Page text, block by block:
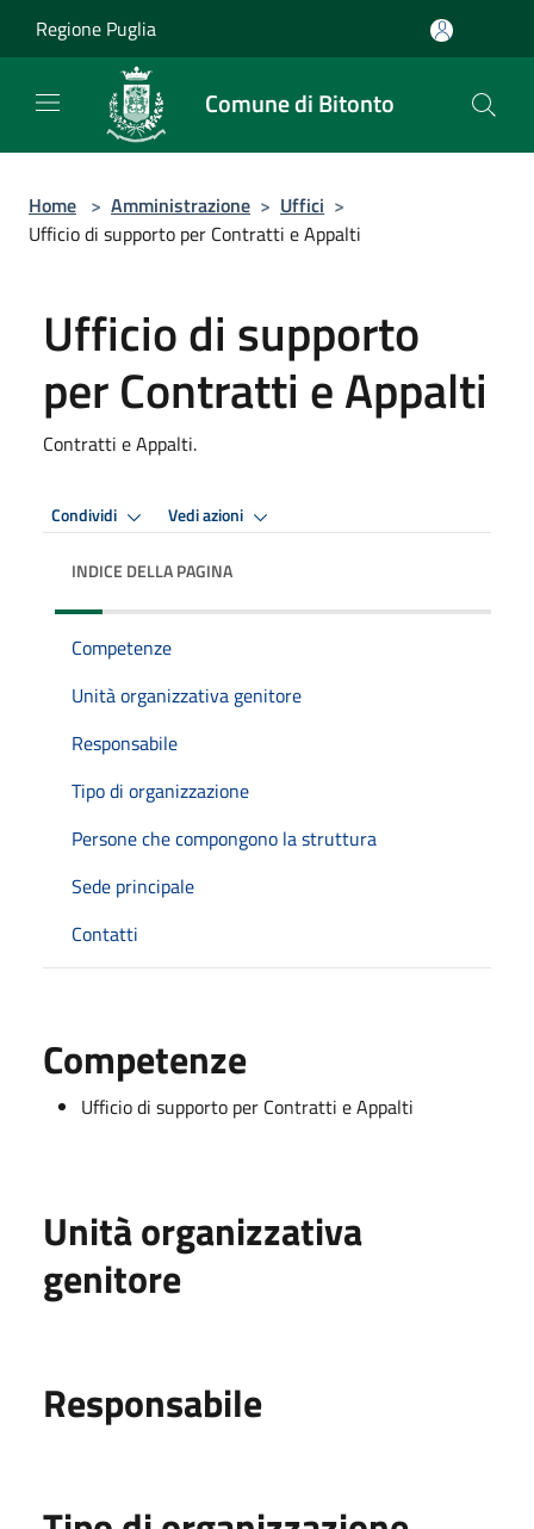
Regione Puglia
Comune di Bitonto
Home > Amministrazione > Uffici >
Ufficio di supporto per Contratti e Appalti
Ufficio di supporto
per Contratti e Appalti
Contratti e Appalti.
Condividi Vedi azioni
INDICE DELLA PAGINA
Competenze
Unità organizzativa genitore
Responsabile
Tipo di organizzazione
Persone che compongono la struttura
Sede principale
Contatti
Competenze
Ufficio di supporto per Contratti e Appalti
Unità organizzativa
genitore
Responsabile